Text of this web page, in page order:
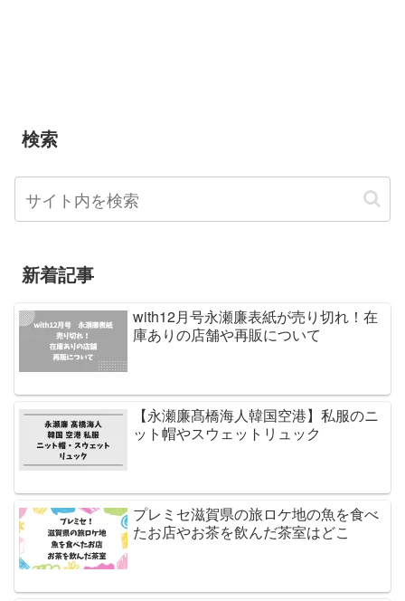
検索
新着記事
with12月号永瀬廉表紙が売り切れ！在
庫ありの店舗や再販について
【永瀬廉髙橋海人韓国空港】私服のニ
ット帽やスウェットリュック
プレミセ滋賀県の旅ロケ地の魚を食べ
たお店やお茶を飲んだ茶室はどこ